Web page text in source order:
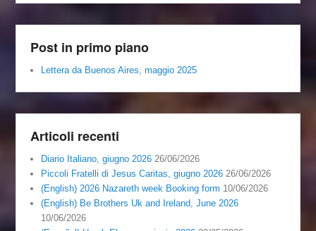
Post in primo piano
Lettera da Buenos Aires, maggio 2025
Articoli recenti
Diario Italiano, giugno 2026 26/06/2026
Piccoli Fratelli di Jesus Caritas, giugno 2026 26/06/2026
(English) 2026 Nazareth week Booking form 10/06/2026
(English) Be Brothers Uk and Ireland, June 2026
10/06/2026